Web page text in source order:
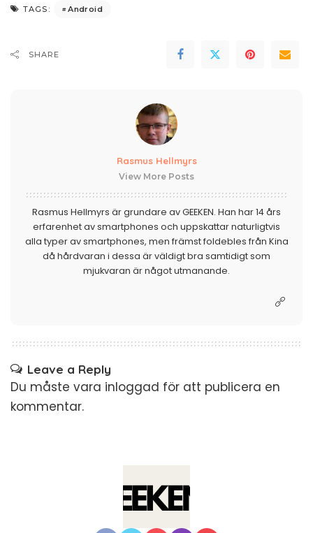
TAGS: Android
SHARE
Rasmus Hellmyrs
View More Posts
Rasmus Hellmyrs är grundare av GEEKEN. Han har 14 års
erfarenhet av smartphones och uppskattar naturligtvis
alla typer av smartphones, men främst foldebles från Kina
då hårdvaran i dessa är väldigt bra samtidigt som
mjukvaran är något utmanande.
Leave a Reply
Du måste vara inloggad för att publicera en
kommentar.